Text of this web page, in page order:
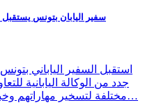
سفير اليابان بتونس يستقبل
استقبل السفير الياباني
جدد من الوكالة اليابانية
مختلفة لتسخير مهاراتهم وخبراتهم لخدمة المجتمعات المحلية في…